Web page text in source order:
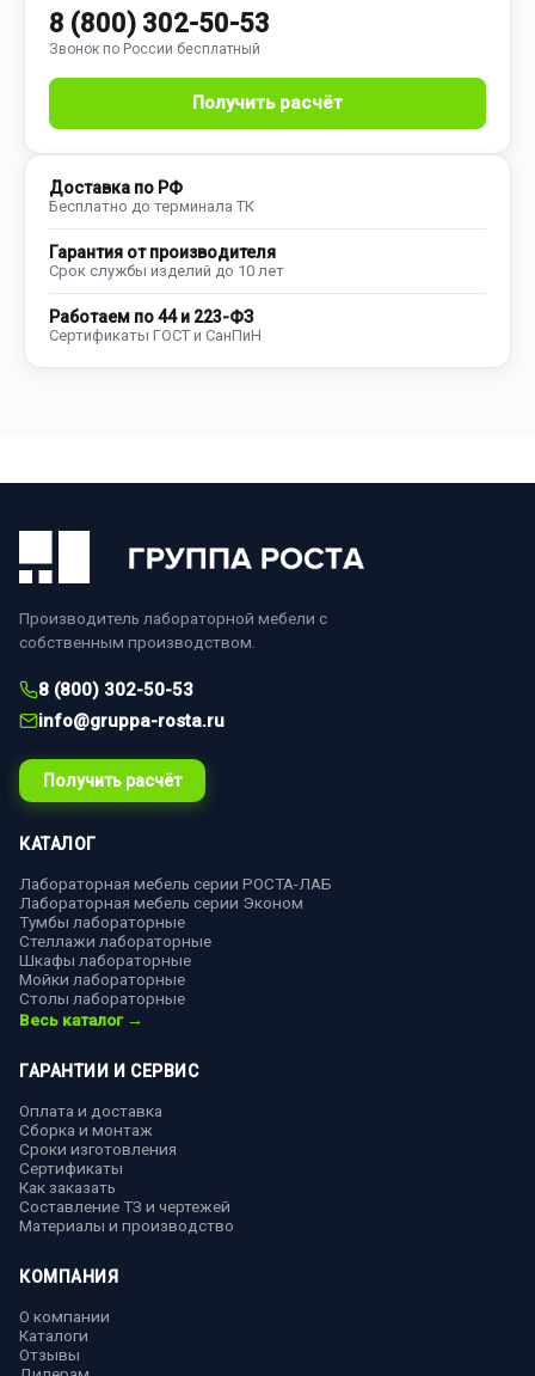
8 (800) 302-50-53
Звонок по России бесплатный
Получить расчёт
Доставка по РФ
Бесплатно до терминала ТК
Гарантия от производителя
Срок службы изделий до 10 лет
Работаем по 44 и 223-ФЗ
Сертификаты ГОСТ и СанПиН
Производитель лабораторной мебели с
собственным производством.
8 (800) 302-50-53
info@gruppa-rosta.ru
Получить расчёт
КАТАЛОГ
Лабораторная мебель серии РОСТА-ЛАБ
Лабораторная мебель серии Эконом
Тумбы лабораторные
Стеллажи лабораторные
Шкафы лабораторные
Мойки лабораторные
Столы лабораторные
Весь каталог →
ГАРАНТИИ И СЕРВИС
Оплата и доставка
Сборка и монтаж
Сроки изготовления
Сертификаты
Как заказать
Составление ТЗ и чертежей
Материалы и производство
КОМПАНИЯ
О компании
Каталоги
Отзывы